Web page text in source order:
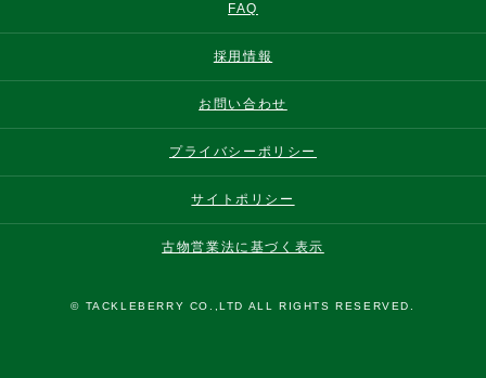
FAQ
採用情報
お問い合わせ
プライバシーポリシー
サイトポリシー
古物営業法に基づく表示
© TACKLEBERRY CO.,LTD ALL RIGHTS RESERVED.